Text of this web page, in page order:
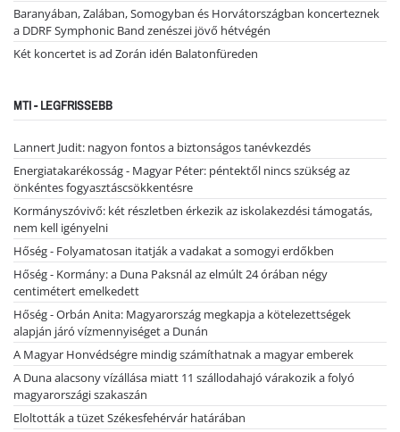
Baranyában, Zalában, Somogyban és Horvátországban koncerteznek
a DDRF Symphonic Band zenészei jövő hétvégén
Két koncertet is ad Zorán idén Balatonfüreden
MTI - LEGFRISSEBB
Lannert Judit: nagyon fontos a biztonságos tanévkezdés
Energiatakarékosság - Magyar Péter: péntektől nincs szükség az
önkéntes fogyasztáscsökkentésre
Kormányszóvivő: két részletben érkezik az iskolakezdési támogatás,
nem kell igényelni
Hőség - Folyamatosan itatják a vadakat a somogyi erdőkben
Hőség - Kormány: a Duna Paksnál az elmúlt 24 órában négy
centimétert emelkedett
Hőség - Orbán Anita: Magyarország megkapja a kötelezettségek
alapján járó vízmennyiséget a Dunán
A Magyar Honvédségre mindig számíthatnak a magyar emberek
A Duna alacsony vízállása miatt 11 szállodahajó várakozik a folyó
magyarországi szakaszán
Eloltották a tüzet Székesfehérvár határában